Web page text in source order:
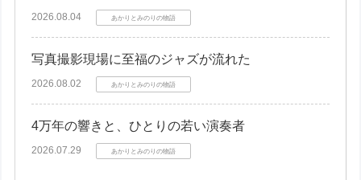
2026.08.04 あかりとみのりの物語
写真撮影現場に至福のジャズが流れた
2026.08.02 あかりとみのりの物語
4万年の響きと、ひとりの若い演奏者
2026.07.29 あかりとみのりの物語